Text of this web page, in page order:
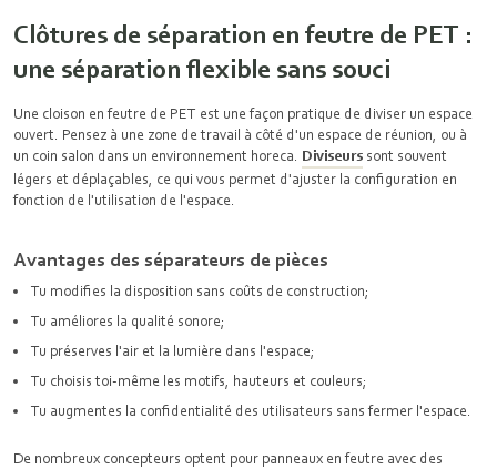
Clôtures de séparation en feutre de PET :
une séparation flexible sans souci
Une cloison en feutre de PET est une façon pratique de diviser un espace
ouvert. Pensez à une zone de travail à côté d'un espace de réunion, ou à
un coin salon dans un environnement horeca. Diviseurs sont souvent
légers et déplaçables, ce qui vous permet d'ajuster la configuration en
fonction de l'utilisation de l'espace.
Avantages des séparateurs de pièces
Tu modifies la disposition sans coûts de construction;
Tu améliores la qualité sonore;
Tu préserves l'air et la lumière dans l'espace;
Tu choisis toi-même les motifs, hauteurs et couleurs;
Tu augmentes la confidentialité des utilisateurs sans fermer l'espace.
De nombreux concepteurs optent pour panneaux en feutre avec des